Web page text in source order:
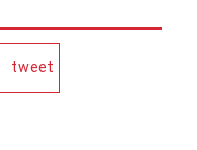
tweet